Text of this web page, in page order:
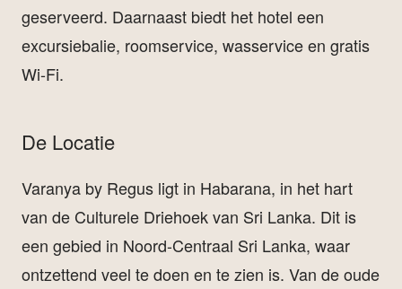
geserveerd. Daarnaast biedt het hotel een
excursiebalie, roomservice, wasservice en gratis
Wi-Fi.
De Locatie
Varanya by Regus ligt in Habarana, in het hart
van de Culturele Driehoek van Sri Lanka. Dit is
een gebied in Noord-Centraal Sri Lanka, waar
ontzettend veel te doen en te zien is. Van de oude